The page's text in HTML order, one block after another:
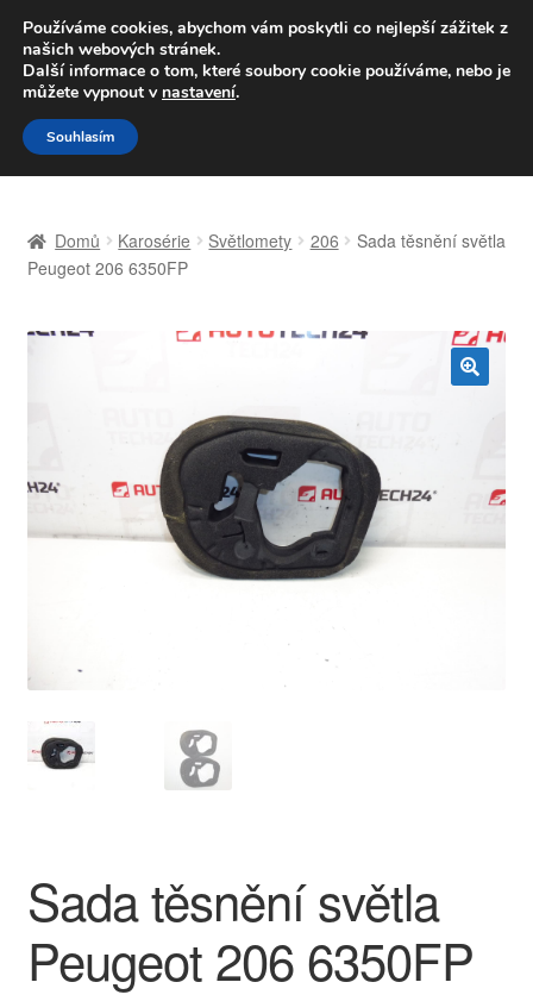
DOPRAVA od 139,-Kč
Volejte po-pá 9-16 704 494 494
Přeskočit
na
navigaci
Přejít
k
obsahu
Celosvětová doprava
Můj účet
Platby
Reklamace
Reklamační řád
Domů Karosérie Světlomety 206
Sada těsnění světla
Peugeot 206 6350FP
Sada těsnění světla
Peugeot 206 6350FP
Používáme cookies, abychom vám poskytli co nejlepší zážitek z
našich webových stránek.
Další informace o tom, které soubory cookie používáme, nebo je
můžete vypnout v nastavení.
Souhlasím